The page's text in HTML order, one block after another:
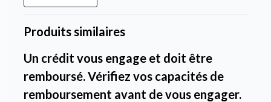
Produits similaires
Un crédit vous engage et doit être
remboursé. Vérifiez vos capacités de
remboursement avant de vous engager.